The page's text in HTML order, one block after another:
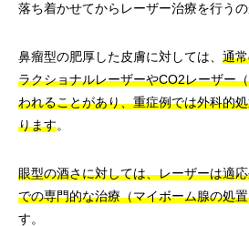
落ち着かせてからレーザー治療を行うの
鼻瘤型の肥厚した皮膚に対しては、 通
ラクショナルレーザーやCO2レーザー
われることがあり、重症例では外科的
ります。
眼型の酒さに対しては、レーザーは適
での専門的な治療（マイボーム腺の処
す。